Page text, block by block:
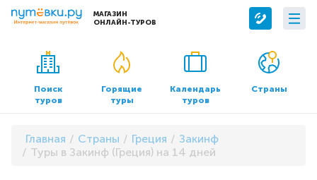
МАГАЗИН
ОНЛАЙН-ТУРОВ
Сервисы
Бронирование отелей
Трансфер
О компании
О нас
Контакты
Документы и реквизиты
Поиск
туров
Горящие
туры
Календарь
туров
Страны
Главная Страны Греция
Закинф
Туры в Закинф (Греция) на 14 дней